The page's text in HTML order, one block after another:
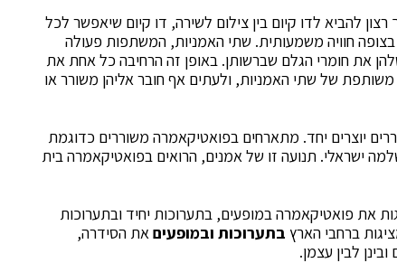
להביא לדו קיום בין צילום לשירה, דו קיום שיאפשר לכל
חוויה משמעותית. שתי האמניות, המשתפות פעולה
את חומרי הגלם שברשותן. באופן זה הרחיבה כל אחת את
של שתי האמניות, ולעתים אף חובר אליהן משורר או
יוצרים יחד. מתארחים בפואטיקאמרה משוררים כדוגמת
ישראלי. תנועה זו של אמנים, הרואים בפואטיקאמרה בית
את פואטיקאמרה במופעים, בתערוכות יחיד ובתערוכות
ברחבי הארץ בתערוכות ובמופעים את הסידרה,
לבין עצמן.